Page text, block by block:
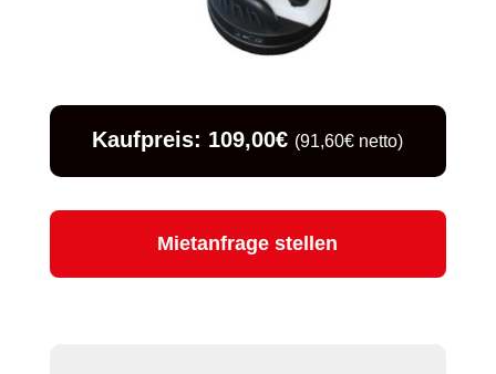
Kaufpreis: 109,00€ (91,60€ netto)
Mietanfrage stellen